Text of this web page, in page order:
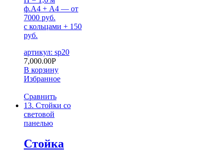
ф.А4 + А4 — от
7000 руб.
с кольцами + 150
руб.
артикул: sp20
7,000.00Р
В корзину
Избранное
Сравнить
13. Стойки со
световой
панелью
Стойка